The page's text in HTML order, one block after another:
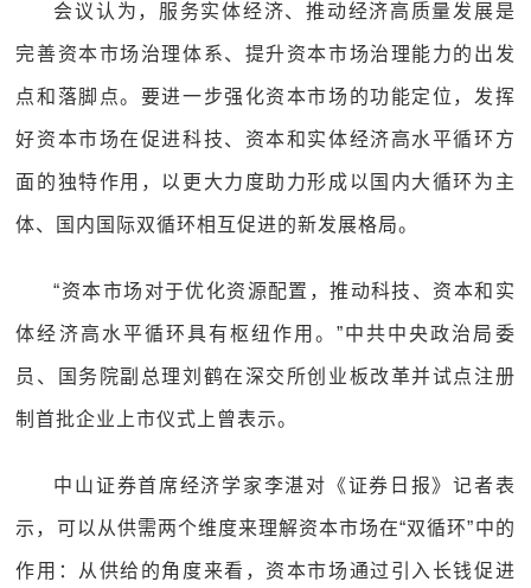
会议认为，服务实体经济、推动经济高质量发展是
完善资本市场治理体系、提升资本市场治理能力的出发
点和落脚点。要进一步强化资本市场的功能定位，发挥
好资本市场在促进科技、资本和实体经济高水平循环方
面的独特作用，以更大力度助力形成以国内大循环为主
体、国内国际双循环相互促进的新发展格局。
“资本市场对于优化资源配置，推动科技、资本和实
体经济高水平循环具有枢纽作用。”中共中央政治局委
员、国务院副总理刘鹤在深交所创业板改革并试点注册
制首批企业上市仪式上曾表示。
中山证券首席经济学家李湛对《证券日报》记者表
示，可以从供需两个维度来理解资本市场在“双循环”中的
作用：从供给的角度来看，资本市场通过引入长钱促进